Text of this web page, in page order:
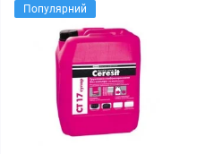
Популярний